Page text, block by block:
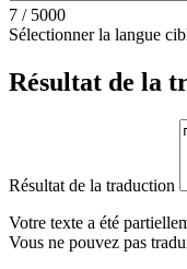
7 / 5000
Sélectionner la langue
Résultat de la
Résultat de la traduction
Votre texte a été
Vous ne pouvez pas